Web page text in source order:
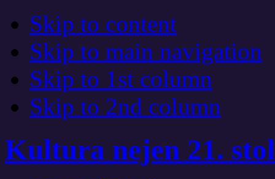
Skip to content
Skip to main navigation
Skip to 1st column
Skip to 2nd column
Kultura nejen 21.